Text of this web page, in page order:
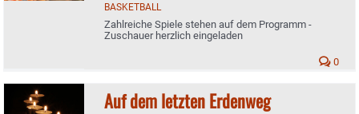
BASKETBALL
Zahlreiche Spiele stehen auf dem Programm -
Zuschauer herzlich eingeladen
0
Auf dem letzten Erdenweg